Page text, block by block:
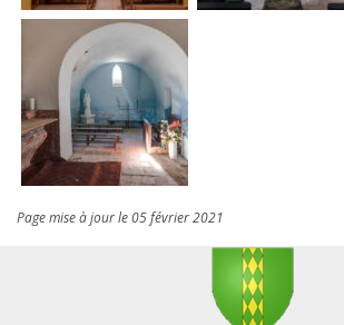
Page mise à jour le 05 février 2021